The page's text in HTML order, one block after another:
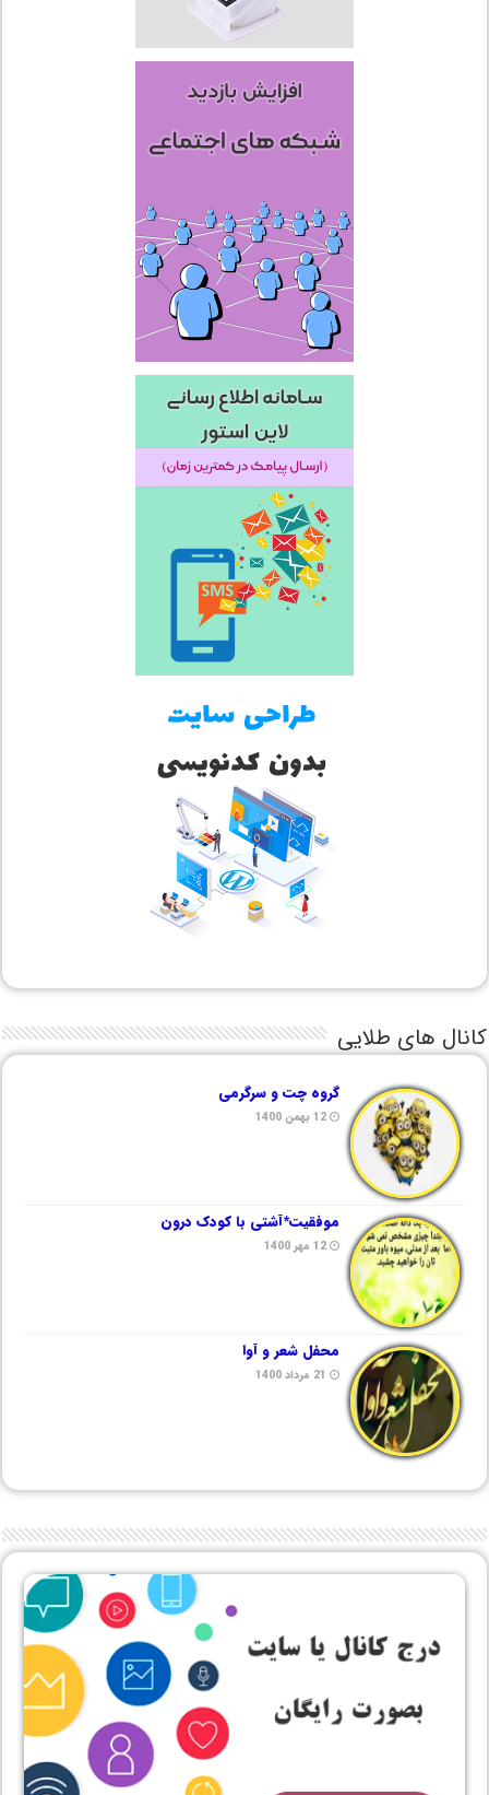
کانال های طلایی
گروه چت و سرگرمی
12 بهمن 1400
موفقیت*آشتی با کودک درون
12 مهر 1400
محفل شعر و آوا
21 مرداد 1400